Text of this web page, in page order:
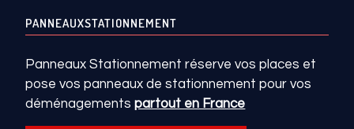
PANNEAUXSTATIONNEMENT
Panneaux Stationnement réserve vos places et
pose vos panneaux de stationnement pour vos
déménagementspartout en France